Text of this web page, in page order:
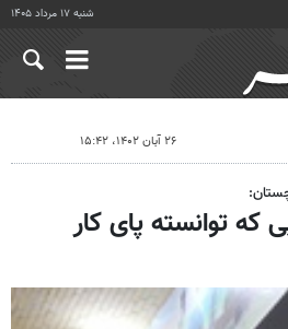
شنبه ۱۷ مرداد ۱۴۰۵
۲۶ آبان ۱۴۰۲، ۱۵:۴۲
که توانسته پای کار